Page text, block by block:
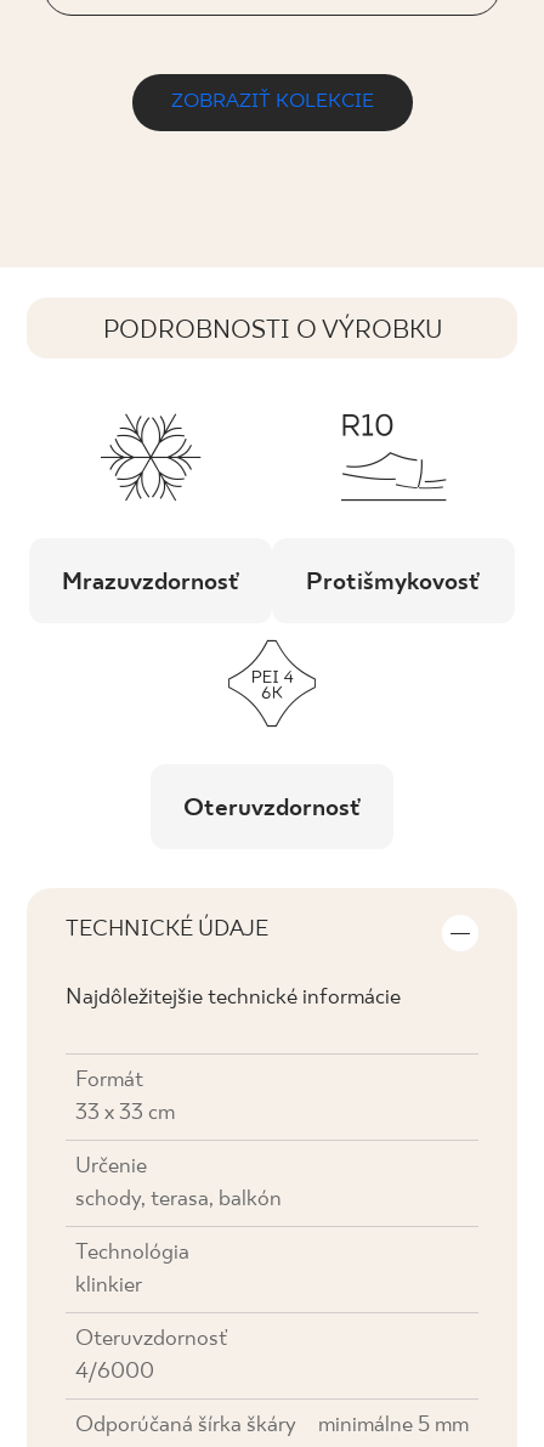
ZOBRAZIŤ KOLEKCIE
PODROBNOSTI O VÝROBKU
Mrazuvzdornosť Protišmykovosť
Oteruvzdornosť
TECHNICKÉ ÚDAJE
Najdôležitejšie technické informácie
Formát
33 x 33 cm
Určenie
schody, terasa, balkón
Technológia
klinkier
Oteruvzdornosť
4/6000
Odporúčaná šírka škáry minimálne 5 mm